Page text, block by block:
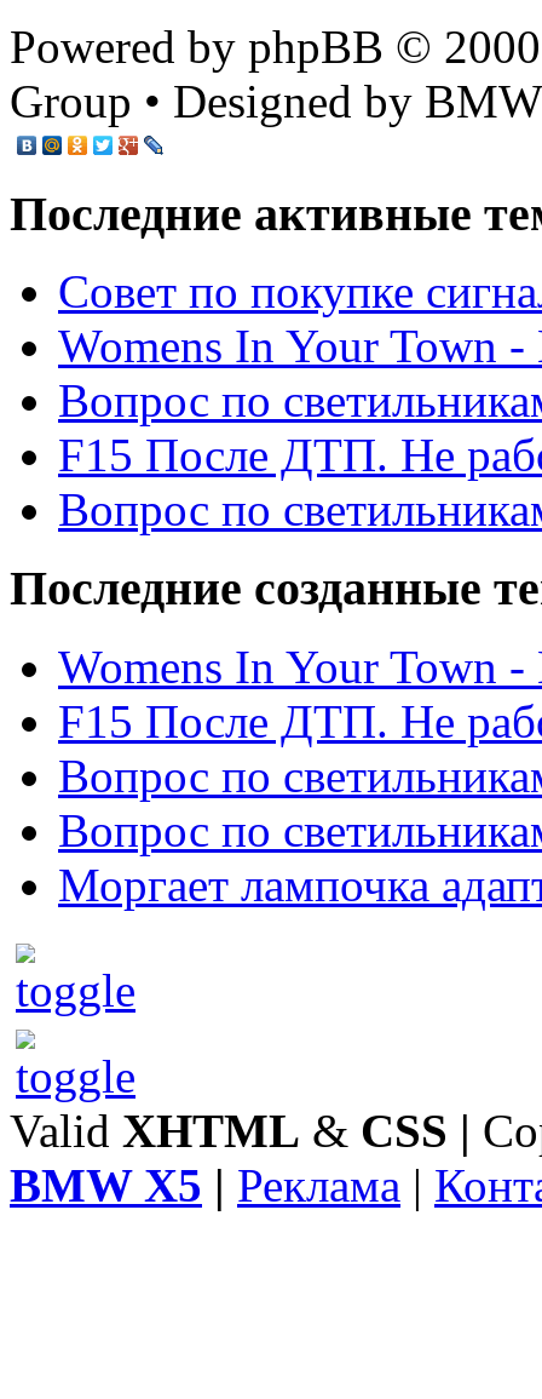
Powered by phpBB ©
Group • Designed by
Последние активные
Cовет по покупке
Womens In Your Town
Вопрос по
F15 После ДТП. Не
Вопрос по
Последние созданные
Womens In Your Town
F15 После ДТП. Не
Вопрос по
Вопрос по
Моргает лампочка
Valid XHTML & CSS |
BMW X5 | Реклама |